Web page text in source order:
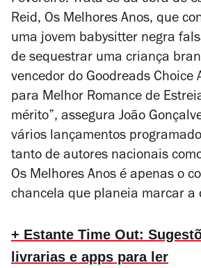
Reid, Os Melhores Anos, que
uma jovem babysitter negra
de sequestrar uma criança
vencedor do Goodreads Choice
para Melhor Romance de
mérito”, assegura João
vários lançamentos
tanto de autores nacionais
Os Melhores Anos é apenas o
chancela que planeia marcar a
+ Estante Time Out:
livrarias e apps para ler